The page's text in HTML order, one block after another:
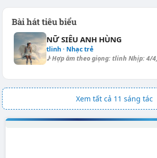
Bài hát tiêu biểu
NỮ SIÊU ANH HÙNG
tlinh · Nhạc trẻ
Xem tất cả 11 sáng tác